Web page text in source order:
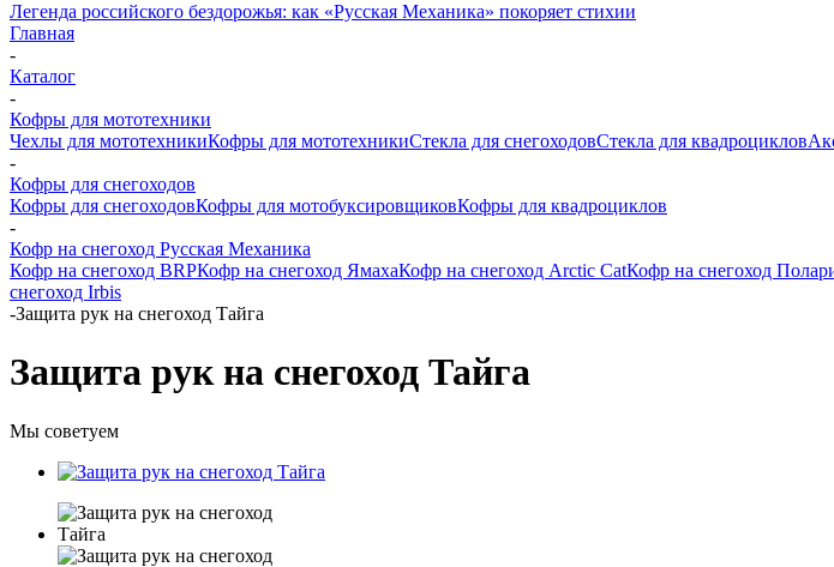
Легенда российского бездорожья: как «Русская Механика» покоряет стихии
Главная
-
Каталог
-
Кофры для мототехники
Чехлы для мототехникиКофры для мототехникиСтекла для снегоходовСтекла для квадроциклов
-
Кофры для снегоходов
Кофры для снегоходовКофры для мотобуксировщиковКофры для квадроциклов
-
Кофр на снегоход Русская Механика
Кофр на снегоход BRPКофр на снегоход ЯмахаКофр на снегоход Arctic CatКофр на снегоход
снегоход Irbis
-Защита рук на снегоход Тайга
Защита рук на снегоход Тайга
Мы советуем